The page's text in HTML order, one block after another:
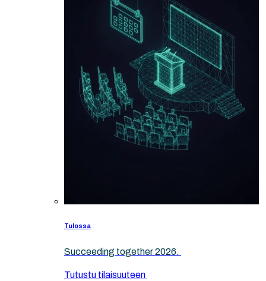
Tulossa
Succeeding together 2026.
Tutustu tilaisuuteen